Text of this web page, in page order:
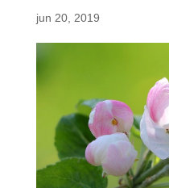
jun 20, 2019